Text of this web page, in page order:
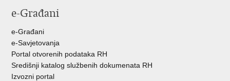
FacebookuTwitteru
e-Građani
e-Građani
e-Savjetovanja
Portal otvorenih podataka RH
Središnji katalog službenih dokumenata RH
Izvozni portal